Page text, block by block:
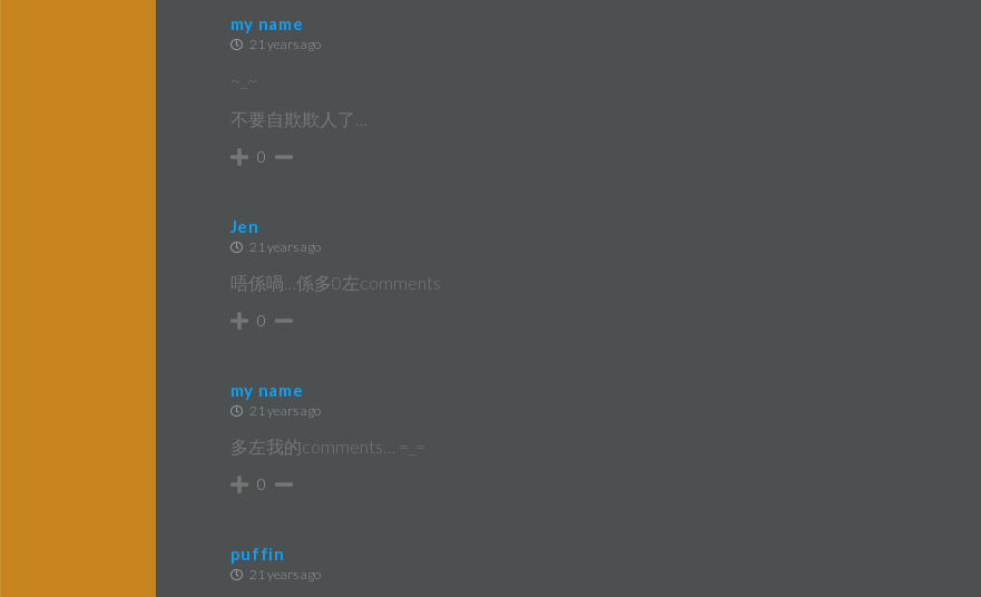
my name
21 years ago
~_~
不要自欺欺人了…
0
Jen
21 years ago
唔係喎…係多0左comments
0
my name
21 years ago
多左我的comments… =_=
0
puffin
21 years ago